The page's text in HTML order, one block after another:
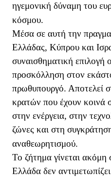
ηγεμονική δύναμη του
κόσμου.
Μέσα σε αυτή την
Ελλάδας, Κύπρου και
συναισθηματική επιλογή
προσκόλληση στον
πρωθυπουργό. Αποτελεί
κρατών που έχουν κοινά
στην ενέργεια, στην
ζώνες και στη
αναθεωρητισμού.
Το ζήτημα γίνεται ακόμη
Ελλάδα δεν